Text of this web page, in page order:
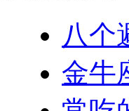
八个
金牛